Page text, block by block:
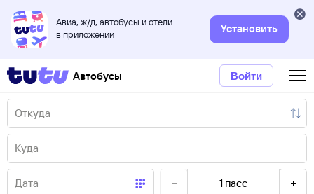
Авиа, ж/д, автобусы и отели
в приложении
Установить
Автобусы Войти
1 пасс